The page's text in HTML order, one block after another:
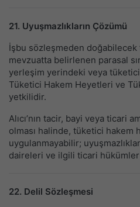
21. Uyuşmazlıkların Çözümü
İşbu sözleşmeden doğabilecek
mevzuatta belirlenen parasal
yerleşim yerindeki veya tüketici
Tüketici Hakem Heyetleri ve
yetkilidir.
Alıcı’nın tacir, bayi veya ticari
olması halinde, tüketici hakem
uygulanmayabilir;
daireleri ve ilgili ticari
22. Delil Sözleşmesi